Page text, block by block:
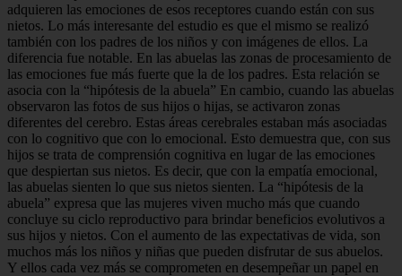
adquieren las emociones de esos receptores cuando están con sus
nietos. Lo más interesante del estudio es que el mismo se realizó
también con los padres de los niños y con imágenes de ellos. La
diferencia fue notable. En las abuelas las zonas de procesamiento de
las emociones fue más fuerte que la de los padres. Esta relación se
asocia con la “hipótesis de la abuela” En cambio, cuando las abuelas
observaron las fotos de sus hijos o hijas, se activaron zonas
diferentes del cerebro. Estas áreas cerebrales estaban más asociadas
con lo cognitivo que con lo emocional. Esto demuestra que, con sus
hijos se trata de comprensión cognitiva en lugar de las emociones
que despiertan sus nietos. Es decir, que con la empatía emocional,
las abuelas sienten lo que sus nietos sienten. La “hipótesis de la
abuela” expresa que las mujeres viven mucho más que cuando
concluye su ciclo reproductivo para brindar beneficios evolutivos a
sus hijos y nietos. Con el aumento de las expectativas de vida, son
muchos más los niños y niñas que pueden disfrutar de sus abuelos.
Y ellos cada vez más se comprometen en desempeñar un papel en